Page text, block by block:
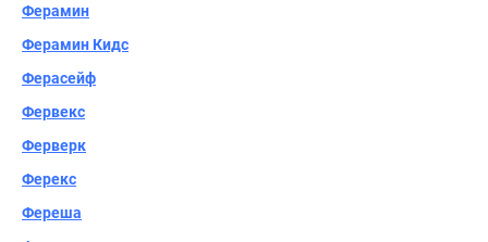
Ферамин
Ферамин Кидс
Ферасейф
Фервекс
Ферверк
Ферекс
Фереша